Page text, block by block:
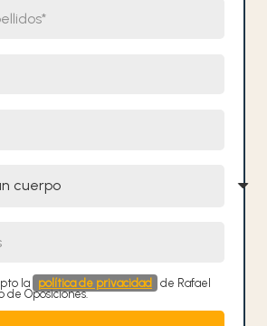
la política de privacidad
de Rafael
de Oposiciones.